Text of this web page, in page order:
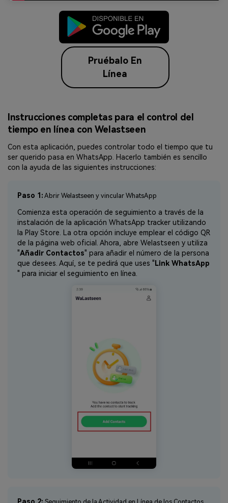
Pruébalo En
Línea
Instrucciones completas para el control del
tiempo en línea con Welastseen
Con esta aplicación, puedes controlar todo el tiempo que tu
ser querido pasa en WhatsApp. Hacerlo también es sencillo
con la ayuda de las siguientes instrucciones:
Paso 1: Abrir Welastseen y vincular WhatsApp
Comienza esta operación de seguimiento a través de la
instalación de la aplicación WhatsApp tracker utilizando
la Play Store. La otra opción incluye emplear el código QR
de la página web oficial. Ahora, abre Welastseen y utiliza
"Añadir Contactos" para añadir el número de la persona
que desees. Aquí, se te pedirá que uses " Link WhatsApp
" para iniciar el seguimiento en línea.